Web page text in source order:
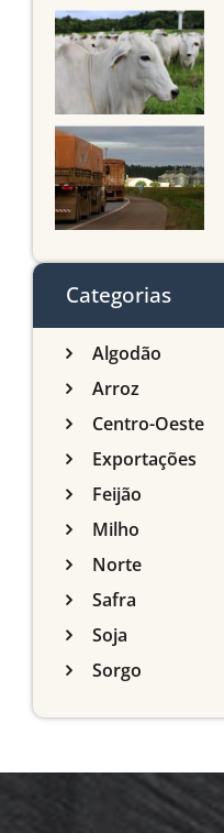
Categorias
Algodão
Arroz
Centro-Oeste
Exportações
Feijão
Milho
Norte
Safra
Soja
Sorgo